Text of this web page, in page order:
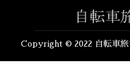
Copyright © 2022 自転車